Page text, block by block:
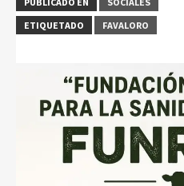
ETIQUETADO
FAVALORO